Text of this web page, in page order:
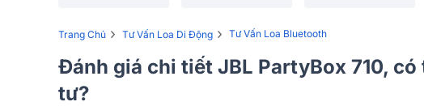
Trang Chủ › Tư Vấn Loa Di Động › Tư Vấn Loa Bluetooth
Đánh giá chi tiết JBL PartyBox 710,
tư?